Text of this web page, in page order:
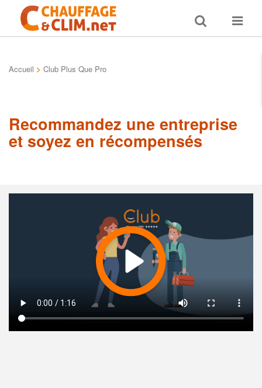
Toggle
search
Toggle
Accueil > Club Plus Que Pro
Recommandez une entreprise
et soyez en récompensés